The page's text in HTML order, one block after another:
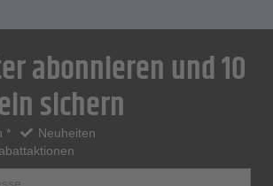
abonnieren und 10
sichern
*
Neuheiten